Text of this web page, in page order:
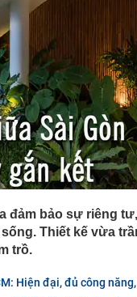
án dịp Quốc khánh 2/9
đảm bảo sự riêng
Thiết kế vừa
trồ.
Hiện đại, đủ công